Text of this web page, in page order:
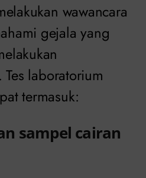
wawancara
gejala yang
laboratorium
termasuk:
sampel cairan